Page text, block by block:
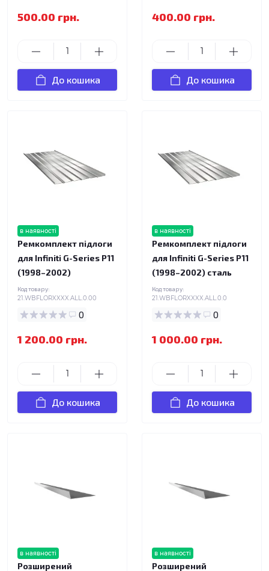
500.00 грн.
До кошика
400.00 грн.
До кошика
в наявності
Ремкомплект підлоги
для Infiniti G-Series P11
(1998–2002)
Код товару:
21.WBFLORXXXX.ALL.0.00
0
1 200.00 грн.
До кошика
в наявності
Ремкомплект підлоги
для Infiniti G-Series P11
(1998–2002) сталь
Код товару:
21.WBFLORXXXX.ALL.0.0
0
1 000.00 грн.
До кошика
в наявності
Розширений
в наявності
Розширений